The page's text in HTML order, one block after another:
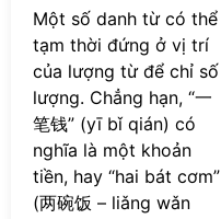
Một số danh từ có thể
tạm thời đứng ở vị trí
của lượng từ để chỉ số
lượng. Chẳng hạn, “一
笔钱” (yī bǐ qián) có
nghĩa là một khoản
tiền, hay “hai bát cơm”
(两碗饭 – liǎng wǎn